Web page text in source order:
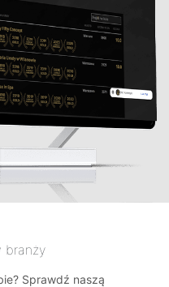
branży
Sprawdź naszą